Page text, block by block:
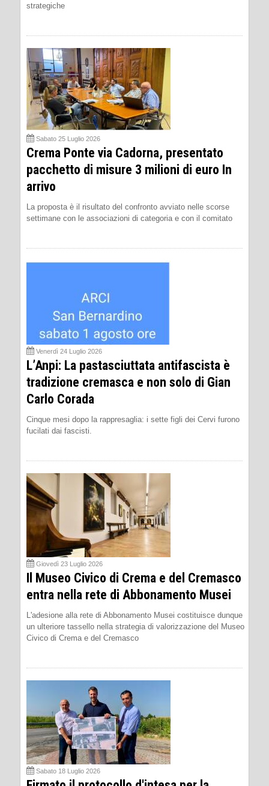
strategiche
Sabato 25 Luglio 2026
Crema Ponte via Cadorna, presentato
pacchetto di misure 3 milioni di euro In
arrivo
La proposta è il risultato del confronto avviato nelle scorse
settimane con le associazioni di categoria e con il comitato
Venerdì 24 Luglio 2026
L’Anpi: La pastasciuttata antifascista è
tradizione cremasca e non solo di Gian
Carlo Corada
Cinque mesi dopo la rappresaglia: i sette figli dei Cervi furono
fucilati dai fascisti.
Giovedì 23 Luglio 2026
Il Museo Civico di Crema e del Cremasco
entra nella rete di Abbonamento Musei
L'adesione alla rete di Abbonamento Musei costituisce dunque
un ulteriore tassello nella strategia di valorizzazione del Museo
Civico di Crema e del Cremasco
Sabato 18 Luglio 2026